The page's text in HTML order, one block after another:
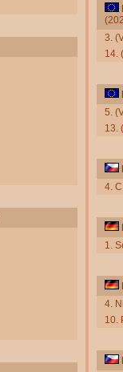
3.
14.
5.
13.
4.
1.
4.
10.